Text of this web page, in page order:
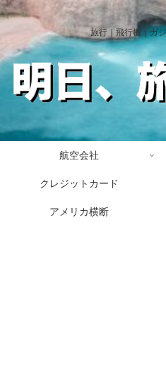
旅行｜飛行機｜ガ
航空会社
クレジットカード
アメリカ横断